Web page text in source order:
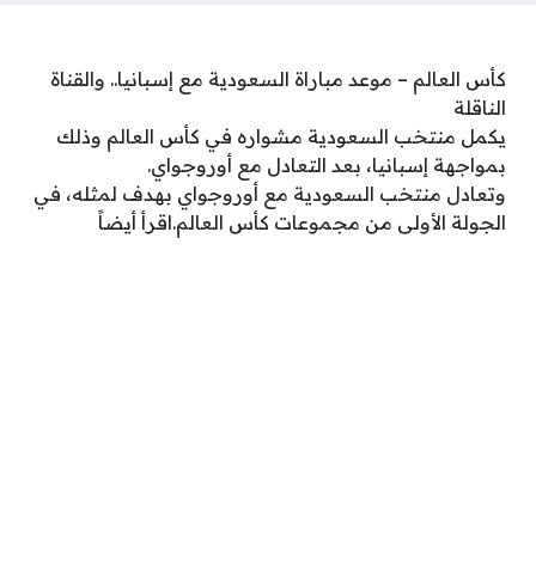
كأس العالم – موعد مباراة السعودية مع إسبانيا.. والقناة
الناقلة
يكمل منتخب السعودية مشواره في كأس العالم وذلك
بمواجهة إسبانيا، بعد التعادل مع أوروجواي.
وتعادل منتخب السعودية مع أوروجواي بهدف لمثله، في
الجولة الأولى من مجموعات كأس العالم.اقرأ أيضاً